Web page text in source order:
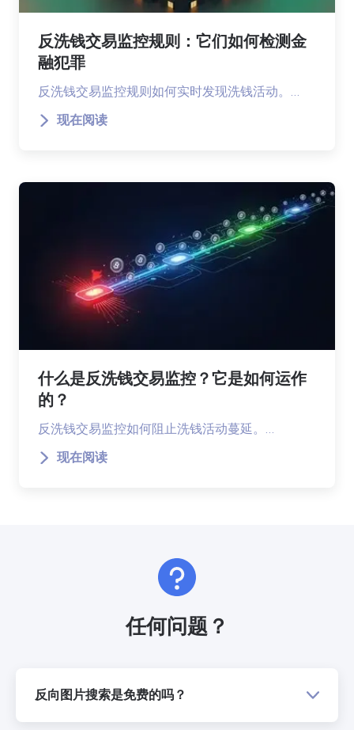
反洗钱交易监控规则：它们如何检测金
融犯罪
反洗钱交易监控规则如何实时发现洗钱活动。…
现在阅读
什么是反洗钱交易监控？它是如何运作
的？
反洗钱交易监控如何阻止洗钱活动蔓延。…
现在阅读
任何问题？
反向图片搜索是免费的吗？